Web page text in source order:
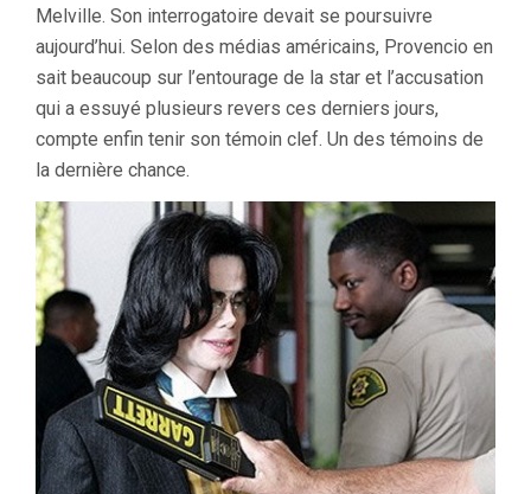
Melville. Son interrogatoire devait se poursuivre
aujourd’hui. Selon des médias américains, Provencio en
sait beaucoup sur l’entourage de la star et l’accusation
qui a essuyé plusieurs revers ces derniers jours,
compte enfin tenir son témoin clef. Un des témoins de
la dernière chance.